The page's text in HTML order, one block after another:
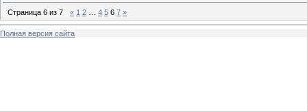
Страница 6 из 7 « 1 2 4 5 6 7 »
Полная версия сайта